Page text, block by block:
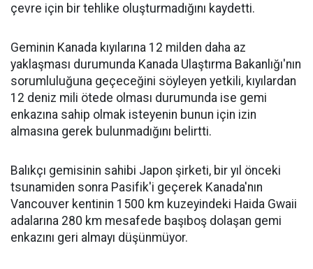
çevre için bir tehlike oluşturmadığını kaydetti.
Geminin Kanada kıyılarına 12 milden daha az
yaklaşması durumunda Kanada Ulaştırma Bakanlığı'nın
sorumluluğuna geçeceğini söyleyen yetkili, kıyılardan
12 deniz mili ötede olması durumunda ise gemi
enkazına sahip olmak isteyenin bunun için izin
almasına gerek bulunmadığını belirtti.
Balıkçı gemisinin sahibi Japon şirketi, bir yıl önceki
tsunamiden sonra Pasifik'i geçerek Kanada'nın
Vancouver kentinin 1500 km kuzeyindeki Haida Gwaii
adalarına 280 km mesafede başıboş dolaşan gemi
enkazını geri almayı düşünmüyor.